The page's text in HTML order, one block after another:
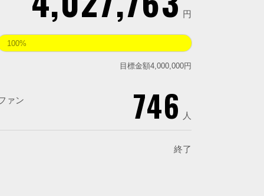
円
100%
目標金額4,000,000円
ァン 746 人
終了